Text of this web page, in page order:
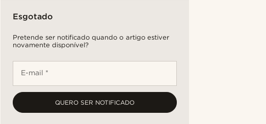
Esgotado
Pretende ser notificado quando o artigo estiver
novamente disponível?
E-mail *
QUERO SER NOTIFICADO